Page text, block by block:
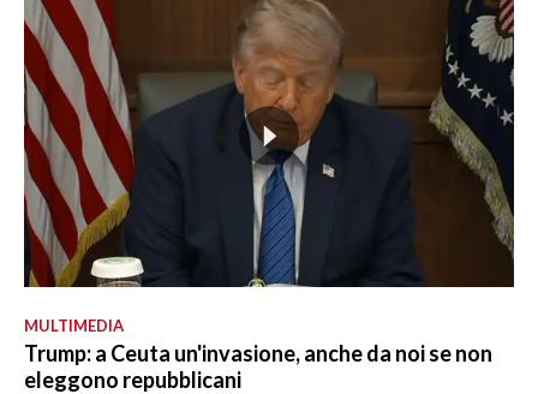
MULTIMEDIA
Trump: a Ceuta un'invasione, anche da noi se non
eleggono repubblicani